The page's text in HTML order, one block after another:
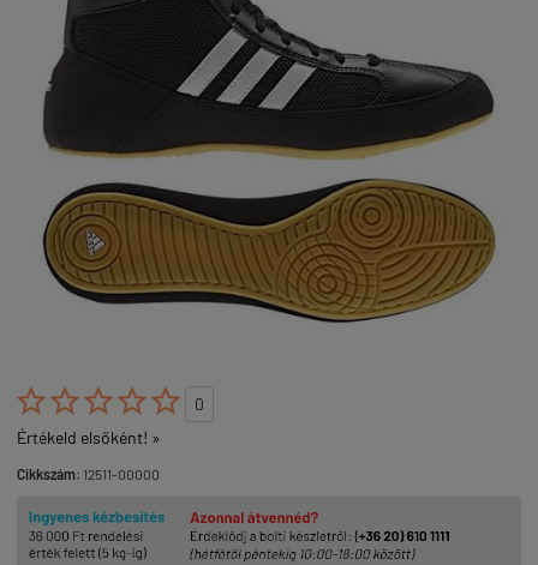

0
Értékeld elsőként! »
Cikkszám: 12511-00000